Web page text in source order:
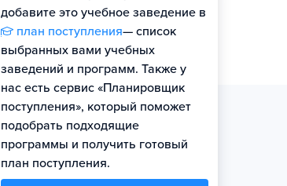
добавите это учебное заведение в
план поступления— список
выбранных вами учебных
заведений и программ. Также у
нас есть сервис «Планировщик
поступления», который поможет
подобрать подходящие
программы и получить готовый
план поступления.
Занятия в небольших
группах по уровню